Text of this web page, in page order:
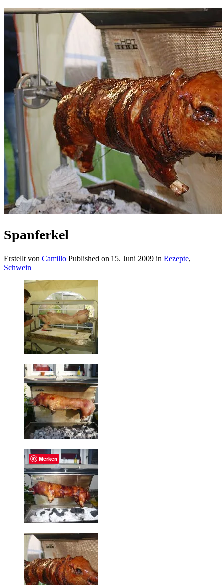
Spanferkel
Erstellt von Camillo Published on 15. Juni 2009 in Rezepte,
Schwein
Merken